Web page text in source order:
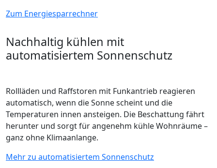
Zum Energiesparrechner
Nachhaltig kühlen mit
automatisiertem Sonnenschutz
Rollläden und Raffstoren mit Funkantrieb reagieren
automatisch, wenn die Sonne scheint und die
Temperaturen innen ansteigen. Die Beschattung fährt
herunter und sorgt für angenehm kühle Wohnräume –
ganz ohne Klimaanlange.
Mehr zu automatisiertem Sonnenschutz